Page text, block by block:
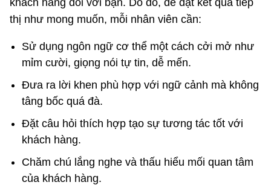
thị như mong muốn, mỗi nhân viên cần:
Sử dụng ngôn ngữ cơ thể một cách cởi mở như
mỉm cười, giọng nói tự tin, dễ mến.
Đưa ra lời khen phù hợp với ngữ cảnh mà không
tâng bốc quá đà.
Đặt câu hỏi thích hợp tạo sự tương tác tốt với
khách hàng.
Chăm chú lắng nghe và thấu hiểu mối quan tâm
của khách hàng.